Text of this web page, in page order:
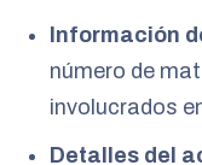
Información
número de
involucrados
Detalles del